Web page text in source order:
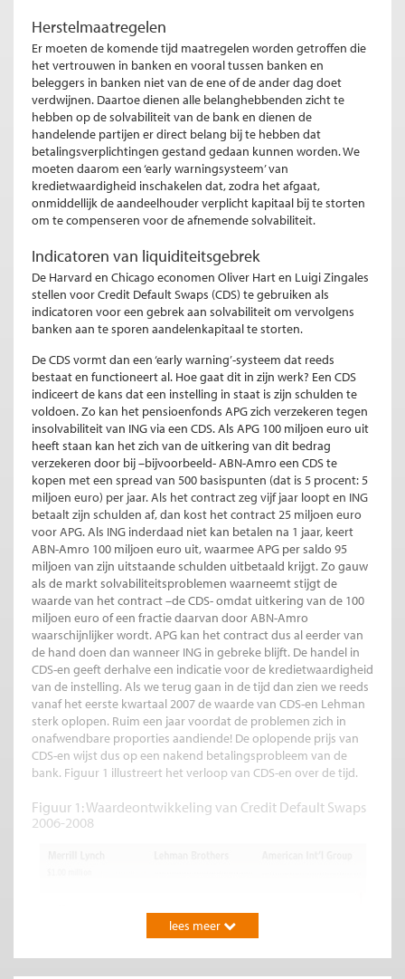
Herstelmaatregelen
Er moeten de komende tijd maatregelen worden getroffen die
het vertrouwen in banken en vooral tussen banken en
beleggers in banken niet van de ene of de ander dag doet
verdwijnen. Daartoe dienen alle belanghebbenden zicht te
hebben op de solvabiliteit van de bank en dienen de
handelende partijen er direct belang bij te hebben dat
betalingsverplichtingen gestand gedaan kunnen worden. We
moeten daarom een ‘early warningsysteem’ van
kredietwaardigheid inschakelen dat, zodra het afgaat,
onmiddellijk de aandeelhouder verplicht kapitaal bij te storten
om te compenseren voor de afnemende solvabiliteit.
Indicatoren van liquiditeitsgebrek
De Harvard en Chicago economen Oliver Hart en Luigi Zingales
stellen voor Credit Default Swaps (CDS) te gebruiken als
indicatoren voor een gebrek aan solvabiliteit om vervolgens
banken aan te sporen aandelenkapitaal te storten.
De CDS vormt dan een ‘early warning’-systeem dat reeds
bestaat en functioneert al. Hoe gaat dit in zijn werk? Een CDS
indiceert de kans dat een instelling in staat is zijn schulden te
voldoen. Zo kan het pensioenfonds APG zich verzekeren tegen
insolvabiliteit van ING via een CDS. Als APG 100 miljoen euro uit
heeft staan kan het zich van de uitkering van dit bedrag
verzekeren door bij –bijvoorbeeld- ABN-Amro een CDS te
kopen met een spread van 500 basispunten (dat is 5 procent: 5
miljoen euro) per jaar. Als het contract zeg vijf jaar loopt en ING
betaalt zijn schulden af, dan kost het contract 25 miljoen euro
voor APG. Als ING inderdaad niet kan betalen na 1 jaar, keert
ABN-Amro 100 miljoen euro uit, waarmee APG per saldo 95
miljoen van zijn uitstaande schulden uitbetaald krijgt. Zo gauw
als de markt solvabiliteitsproblemen waarneemt stijgt de
waarde van het contract –de CDS- omdat uitkering van de 100
miljoen euro of een fractie daarvan door ABN-Amro
waarschijnlijker wordt. APG kan het contract dus al eerder van
de hand doen dan wanneer ING in gebreke blijft. De handel in
CDS-en geeft derhalve een indicatie voor de kredietwaardigheid
van de instelling. Als we terug gaan in de tijd dan zien we reeds
vanaf het eerste kwartaal 2007 de waarde van CDS-en Lehman
sterk oplopen. Ruim een jaar voordat de problemen zich in
onafwendbare proporties aandiende! De oplopende prijs van
CDS-en wijst dus op een nakend betalingsprobleem van de
bank. Figuur 1 illustreert het verloop van CDS-en over de tijd.
Figuur 1: Waardeontwikkeling van Credit Default Swaps
2006-2008
lees meer